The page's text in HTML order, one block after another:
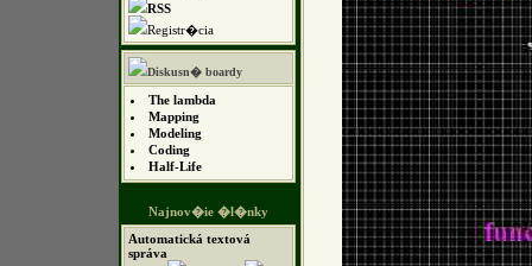
RSS
Registr�cia
Diskusn� boardy
The lambda
Mapping
Modeling
Coding
Half-Life
Najnov�ie �l�nky
Automatická textová
správa